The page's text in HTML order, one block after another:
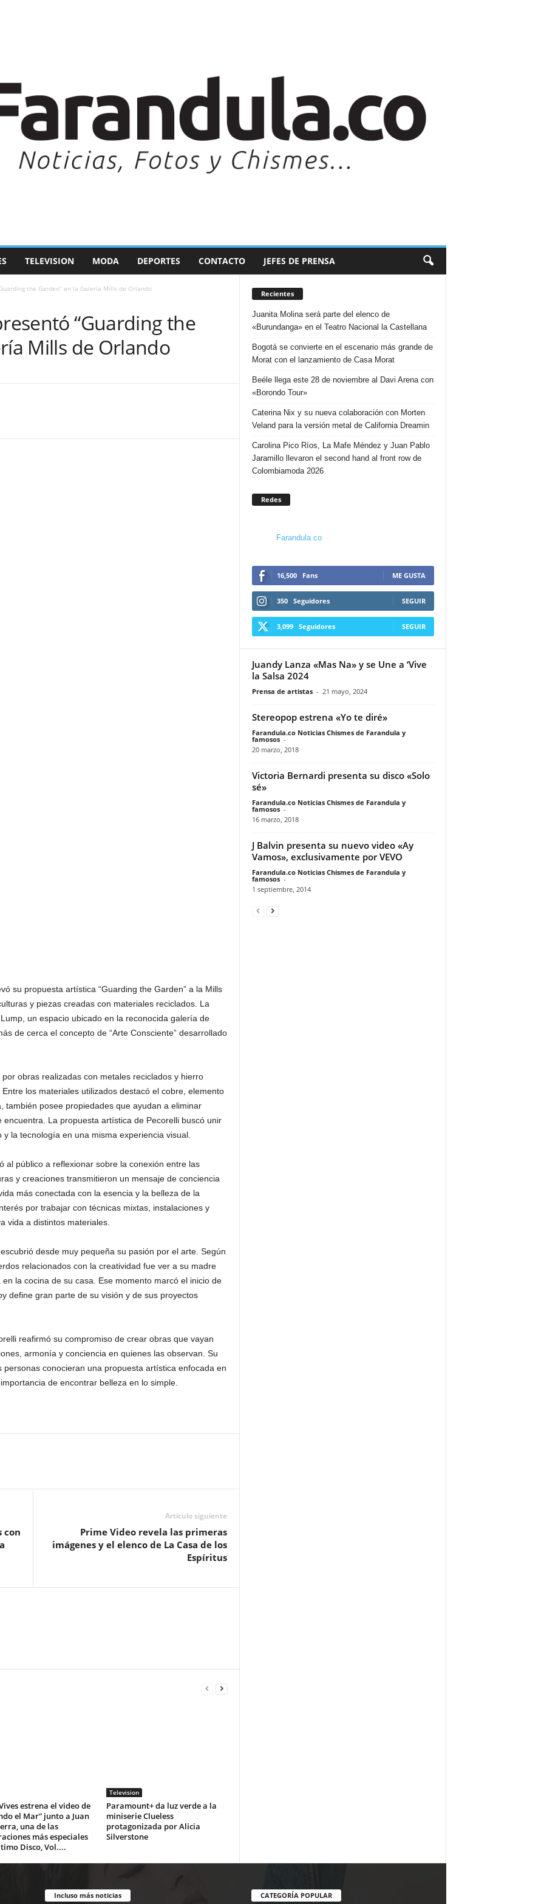
TELEVISION MODA DEPORTES CONTACTO JEFES DE PRENSA
the Garden” en la Galería Mills de Orlando
“Guarding the
Mills de Orlando
su propuesta artística “Guarding the Garden” a la Mills
y piezas creadas con materiales reciclados. La
un espacio ubicado en la reconocida galería de
de cerca el concepto de “Arte Consciente” desarrollado
obras realizadas con metales reciclados y hierro
los materiales utilizados destacó el cobre, elemento
posee propiedades que ayudan a eliminar
La propuesta artística de Pecorelli buscó unir
la tecnología en una misma experiencia visual.
al público a reflexionar sobre la conexión entre las
y creaciones transmitieron un mensaje de conciencia
más conectada con la esencia y la belleza de la
por trabajar con técnicas mixtas, instalaciones y
vida a distintos materiales.
desde muy pequeña su pasión por el arte. Según
relacionados con la creatividad fue ver a su madre
la cocina de su casa. Ese momento marcó el inicio de
define gran parte de su visión y de sus proyectos
reafirmó su compromiso de crear obras que vayan
armonía y conciencia en quienes las observan. Su
conocieran una propuesta artística enfocada en
de encontrar belleza en lo simple.
con
Artículo siguiente
Prime Video revela las primeras
imágenes y el elenco de La Casa de los
Espíritus
estrena el video de
el Mar” junto a Juan
una de las
más especiales
Disco, Vol....
Television
Paramount+ da luz verde a la
miniserie Clueless
protagonizada por Alicia
Silverstone
Recientes
Juanita Molina será parte del elenco de
«Burundanga» en el Teatro Nacional la Castellana
Bogotá se convierte en el escenario más grande de
Morat con el lanzamiento de Casa Morat
Beéle llega este 28 de noviembre al Davi Arena con
«Borondo Tour»
Caterina Nix y su nueva colaboración con Morten
Veland para la versión metal de California Dreamin
Carolina Pico Ríos, La Mafe Méndez y Juan Pablo
Jaramillo llevaron el second hand al front row de
Colombiamoda 2026
Redes
Farandula.co
16,500 Fans ME GUSTA
350 Seguidores SEGUIR
3,099 Seguidores SEGUIR
Juandy Lanza «Mas Na» y se Une a ‘Vive
la Salsa 2024
Prensa de artistas - 21 mayo, 2024
Stereopop estrena «Yo te diré»
Farandula.co Noticias Chismes de Farandula y
famosos -
20 marzo, 2018
Victoria Bernardi presenta su disco «Solo
sé»
Farandula.co Noticias Chismes de Farandula y
famosos -
16 marzo, 2018
J Balvin presenta su nuevo video «Ay
Vamos», exclusivamente por VEVO
Farandula.co Noticias Chismes de Farandula y
famosos -
1 septiembre, 2014
Incluso más noticias CATEGORÍA POPULAR